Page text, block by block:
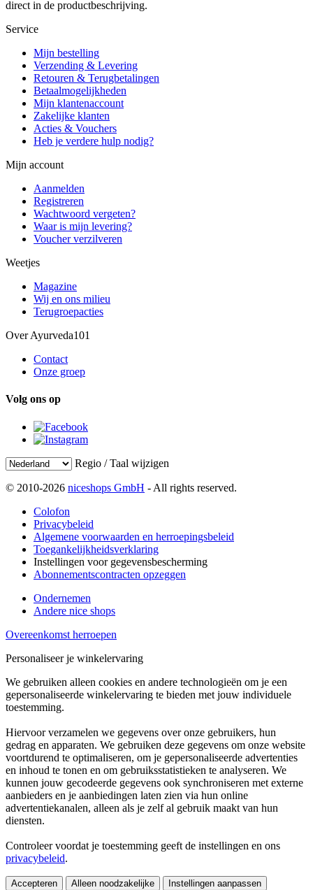
direct in de productbeschrijving.
Service
Mijn bestelling
Verzending & Levering
Retouren & Terugbetalingen
Betaalmogelijkheden
Mijn klantenaccount
Zakelijke klanten
Acties & Vouchers
Heb je verdere hulp nodig?
Mijn account
Aanmelden
Registreren
Wachtwoord vergeten?
Waar is mijn levering?
Voucher verzilveren
Weetjes
Magazine
Wij en ons milieu
Terugroepacties
Over Ayurveda101
Contact
Onze groep
Volg ons op
Regio / Taal wijzigen
© 2010-2026 niceshops GmbH - All rights reserved.
Colofon
Privacybeleid
Algemene voorwaarden en herroepingsbeleid
Toegankelijkheidsverklaring
Instellingen voor gegevensbescherming
Abonnementscontracten opzeggen
Ondernemen
Andere nice shops
Overeenkomst herroepen
Personaliseer je winkelervaring
We gebruiken alleen cookies en andere technologieën om je een
gepersonaliseerde winkelervaring te bieden met jouw individuele
toestemming.
Hiervoor verzamelen we gegevens over onze gebruikers, hun
gedrag en apparaten. We gebruiken deze gegevens om onze website
voortdurend te optimaliseren, om je gepersonaliseerde advertenties
en inhoud te tonen en om gebruiksstatistieken te analyseren. We
kunnen jouw gecodeerde gegevens ook synchroniseren met externe
aanbieders en je aanbiedingen laten zien via hun online
advertentiekanalen, alleen als je zelf al gebruik maakt van hun
diensten.
Controleer voordat je toestemming geeft de instellingen en ons
privacybeleid.
Accepteren Alleen noodzakelijke Instellingen aanpassen